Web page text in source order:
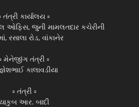
તંત્રી કાર્યાલય ▫️
ઓફિસ, જુની મામલતદાર કચેરીની
રસાલા રોડ, વાંકાનેર
મેનેજીંગ તંત્રી ▫️
કાલાવડીયા
▫️ તંત્રી ▫️
આર. બાદી